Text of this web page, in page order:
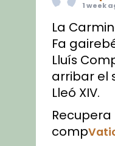
1 week
La
Fa
Lluís
arribar el
Lleó XIV.
comp